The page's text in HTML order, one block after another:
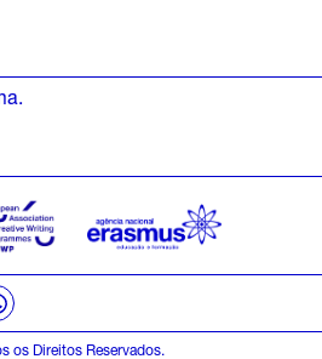
os Direitos Reservados.